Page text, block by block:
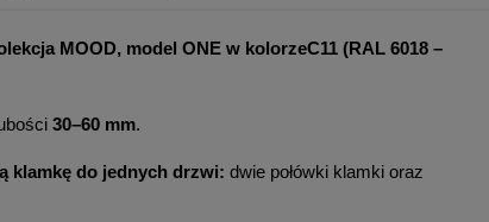
MOOD, model ONE w kolorzeC11 (RAL 6018 –
30–60 mm.
klamkę do jednych drzwi: dwie połówki klamki oraz